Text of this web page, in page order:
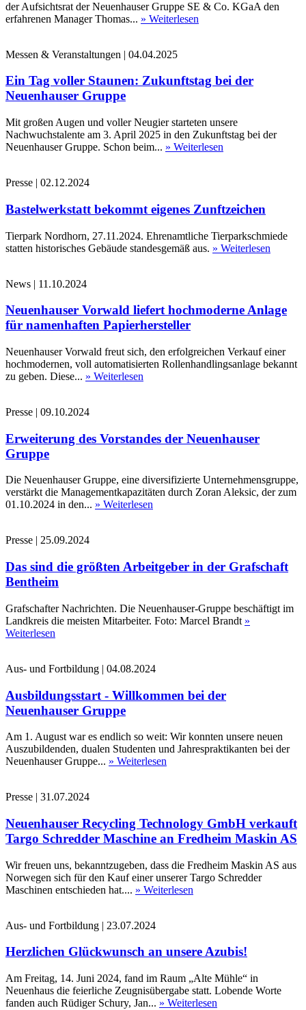
der Aufsichtsrat der Neuenhauser Gruppe SE & Co. KGaA den
erfahrenen Manager Thomas... » Weiterlesen
Messen & Veranstaltungen | 04.04.2025
Ein Tag voller Staunen: Zukunftstag bei der
Neuenhauser Gruppe
Mit großen Augen und voller Neugier starteten unsere
Nachwuchstalente am 3. April 2025 in den Zukunftstag bei der
Neuenhauser Gruppe. Schon beim... » Weiterlesen
Presse | 02.12.2024
Bastelwerkstatt bekommt eigenes Zunftzeichen
Tierpark Nordhorn, 27.11.2024. Ehrenamtliche Tierparkschmiede
statten historisches Gebäude standesgemäß aus. » Weiterlesen
News | 11.10.2024
Neuenhauser Vorwald liefert hochmoderne Anlage
für namenhaften Papierhersteller
Neuenhauser Vorwald freut sich, den erfolgreichen Verkauf einer
hochmodernen, voll automatisierten Rollenhandlingsanlage bekannt
zu geben. Diese... » Weiterlesen
Presse | 09.10.2024
Erweiterung des Vorstandes der Neuenhauser
Gruppe
Die Neuenhauser Gruppe, eine diversifizierte Unternehmensgruppe,
verstärkt die Managementkapazitäten durch Zoran Aleksic, der zum
01.10.2024 in den... » Weiterlesen
Presse | 25.09.2024
Das sind die größten Arbeitgeber in der Grafschaft
Bentheim
Grafschafter Nachrichten. Die Neuenhauser-Gruppe beschäftigt im
Landkreis die meisten Mitarbeiter. Foto: Marcel Brandt »
Weiterlesen
Aus- und Fortbildung | 04.08.2024
Ausbildungsstart - Willkommen bei der
Neuenhauser Gruppe
Am 1. August war es endlich so weit: Wir konnten unsere neuen
Auszubildenden, dualen Studenten und Jahrespraktikanten bei der
Neuenhauser Gruppe... » Weiterlesen
Presse | 31.07.2024
Neuenhauser Recycling Technology GmbH verkauft
Targo Schredder Maschine an Fredheim Maskin AS
Wir freuen uns, bekanntzugeben, dass die Fredheim Maskin AS aus
Norwegen sich für den Kauf einer unserer Targo Schredder
Maschinen entschieden hat.... » Weiterlesen
Aus- und Fortbildung | 23.07.2024
Herzlichen Glückwunsch an unsere Azubis!
Am Freitag, 14. Juni 2024, fand im Raum „Alte Mühle“ in
Neuenhaus die feierliche Zeugnisübergabe statt. Lobende Worte
fanden auch Rüdiger Schury, Jan... » Weiterlesen